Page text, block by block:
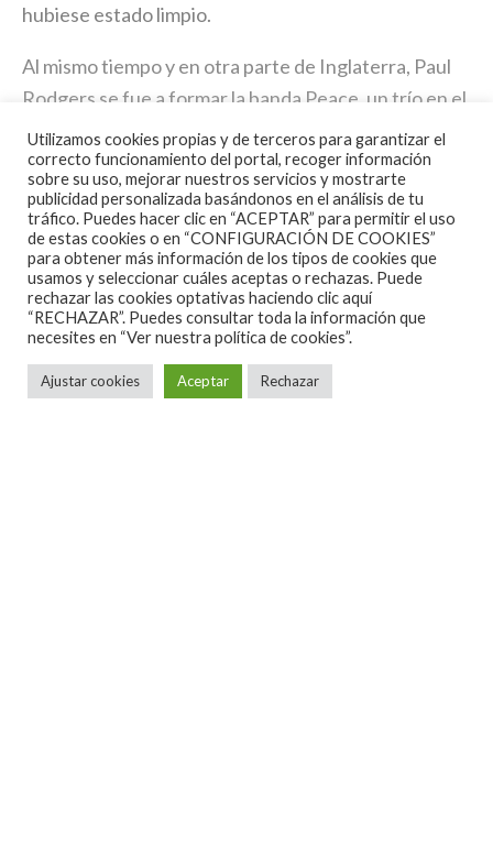
hubiese estado limpio.
Al mismo tiempo y en otra parte de Inglaterra, Paul
Rodgers se fue a formar la banda Peace, un trío en el
cual tocaba la guitarra siendo su vocalista. Andy
Fraser formó a Toby, otro trío, con la guitarrista de
Adrian Fisher y el batería Stan Speake. Se grabó
material que solo se consigue a la manera de discos
piratas difíciles de encontrar. En definitiva, el disco
de «Kossoff, Kirke, Tetsu y Rabbit» es el eslabón
perdido entre FREE y Bad Company.
El álbum fue reeditado en 2007 con una edición
remasterizada además de un libreto de 12 páginas y
Utilizamos cookies propias y de terceros para garantizar el
correcto funcionamiento del portal, recoger información
sobre su uso, mejorar nuestros servicios y mostrarte
publicidad personalizada basándonos en el análisis de tu
tráfico. Puedes hacer clic en “ACEPTAR” para permitir el uso
de estas cookies o en “CONFIGURACIÓN DE COOKIES”
para obtener más información de los tipos de cookies que
usamos y seleccionar cuáles aceptas o rechazas. Puede
rechazar las cookies optativas haciendo clic aquí
“RECHAZAR”. Puedes consultar toda la información que
necesites en “Ver nuestra política de cookies”.
Ajustar cookies Aceptar Rechazar